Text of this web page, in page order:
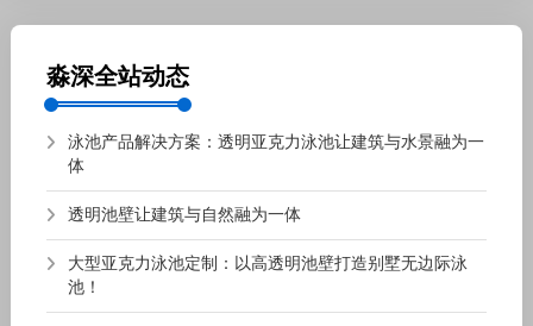
淼深全站动态
泳池产品解决方案：透明亚克力泳池让建筑与水景融为一
体
透明池壁让建筑与自然融为一体
大型亚克力泳池定制：以高透明池壁打造别墅无边际泳
池！